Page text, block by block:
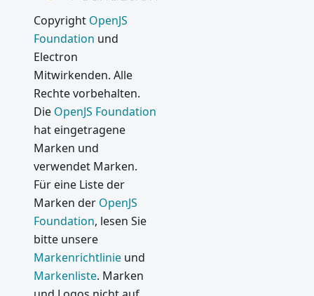
Copyright OpenJS
Foundation und
Electron
Mitwirkenden. Alle
Rechte vorbehalten.
Die OpenJS Foundation
hat eingetragene
Marken und
verwendet Marken.
Für eine Liste der
Marken der OpenJS
Foundation, lesen Sie
bitte unsere
Markenrichtlinie und
Markenliste. Marken